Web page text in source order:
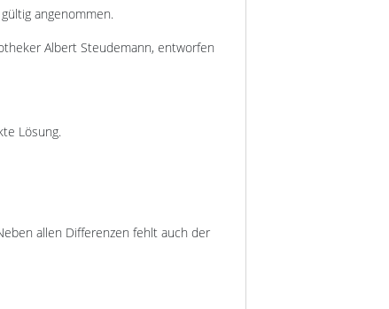
angenommen.
Albert Steudemann, entworfen
Lösung.
allen Differenzen fehlt auch der